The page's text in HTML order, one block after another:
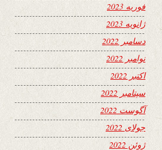
فوریه 2023
ژانویه 2023
دسامبر 2022
نوامبر 2022
اکتبر 2022
سپتامبر 2022
آگوست 2022
جولای 2022
ژوئن 2022